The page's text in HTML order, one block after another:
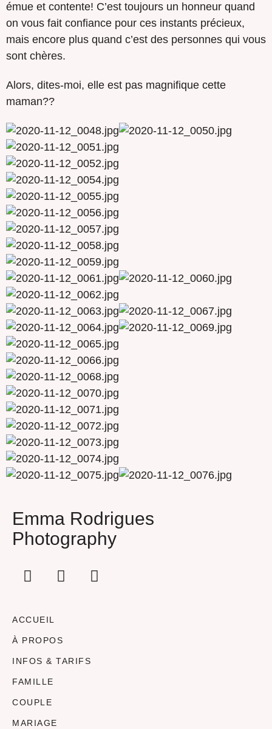
émue et contente! C’est toujours un honneur quand
on vous fait confiance pour ces instants précieux,
mais encore plus quand c’est des personnes qui vous
sont chères.
Alors, dites-moi, elle est pas magnifique cette
maman??
Emma Rodrigues
Photography
ACCUEIL
À PROPOS
INFOS & TARIFS
FAMILLE
COUPLE
MARIAGE